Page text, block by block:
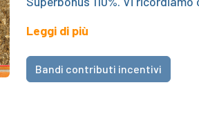
Leggi di più
Bandi contributi incentivi